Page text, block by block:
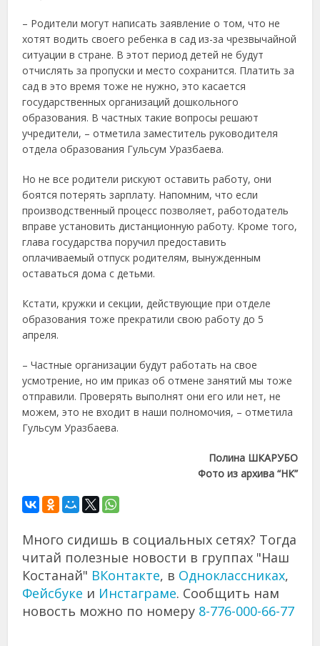
– Родители могут написать заявление о том, что не
хотят водить своего ребенка в сад из-за чрезвычайной
ситуации в стране. В этот период детей не будут
отчислять за пропуски и место сохранится. Платить за
сад в это время тоже не нужно, это касается
государственных организаций дошкольного
образования. В частных такие вопросы решают
учредители, – отметила заместитель руководителя
отдела образования Гульсум Уразбаева.
Но не все родители рискуют оставить работу, они
боятся потерять зарплату. Напомним, что если
производственный процесс позволяет, работодатель
вправе установить дистанционную работу. Кроме того,
глава государства поручил предоставить
оплачиваемый отпуск родителям, вынужденным
оставаться дома с детьми.
Кстати, кружки и секции, действующие при отделе
образования тоже прекратили свою работу до 5
апреля.
– Частные организации будут работать на свое
усмотрение, но им приказ об отмене занятий мы тоже
отправили. Проверять выполнят они его или нет, не
можем, это не входит в наши полномочия, – отметила
Гульсум Уразбаева.
Полина ШКАРУБО
Фото из архива “НК”
Много сидишь в социальных сетях? Тогда
читай полезные новости в группах "Наш
Костанай" ВКонтакте, в Одноклассниках,
Фейсбуке и Инстаграме. Сообщить нам
новость можно по номеру 8-776-000-66-77